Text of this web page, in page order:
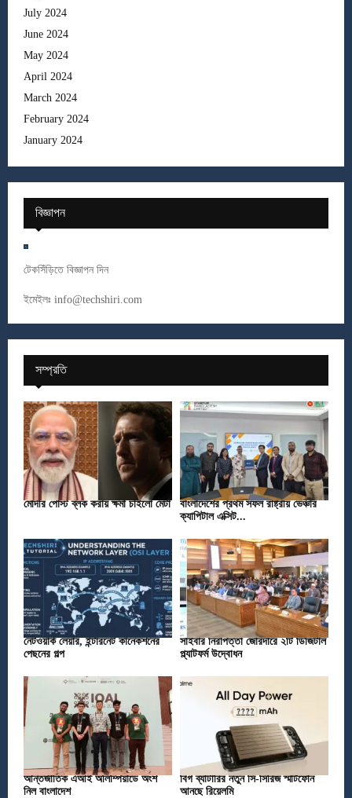
July 2024
June 2024
May 2024
April 2024
March 2024
February 2024
January 2024
বিজ্ঞাপন
টেকসিঁড়িতে বিজ্ঞাপন দিন
ইমেইলঃ info@techshiri.com
সম্প্রতি
মোদীর পোস্ট ব্লক করায় ক্ষমা চাইলো মেটা
বাংলাদেশের প্রথম সফল রাষ্ট্রীয় ভেঞ্চার
ক্যাপিটাল এক্সিট...
নেটওয়ার্ক লেয়ার, ইন্টারনেট কানেকশনের
পেছনের গল্প
সাইবার নিরাপত্তা জোরদারে ২টি ডিজিটাল
প্ল্যাটফর্ম উদ্বোধন
আন্তর্জাতিক এআই অলিম্পিয়াডে অংশ
নিল বাংলাদেশ
বিগ ব্যাটারির নতুন সি-সিরিজ স্মার্টফোন
আনছে রিয়েলমি